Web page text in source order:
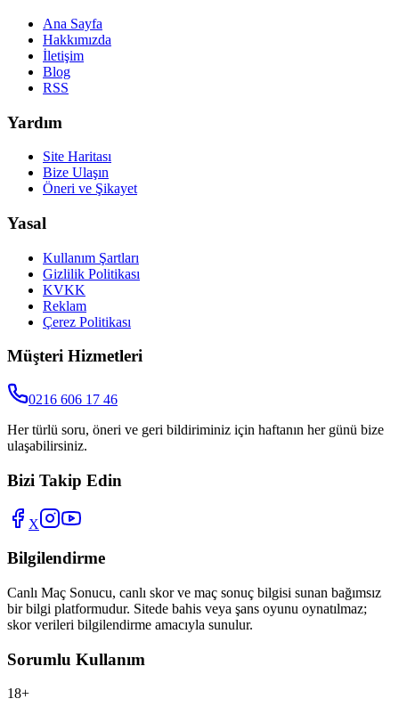
Ana Sayfa
Hakkımızda
İletişim
Blog
RSS
Yardım
Site Haritası
Bize Ulaşın
Öneri ve Şikayet
Yasal
Kullanım Şartları
Gizlilik Politikası
KVKK
Reklam
Çerez Politikası
Müşteri Hizmetleri
0216 606 17 46
Her türlü soru, öneri ve geri bildiriminiz için haftanın her günü bize
ulaşabilirsiniz.
Bizi Takip Edin
X
Bilgilendirme
Canlı Maç Sonucu, canlı skor ve maç sonuç bilgisi sunan bağımsız
bir bilgi platformudur. Sitede bahis veya şans oyunu oynatılmaz;
skor verileri bilgilendirme amacıyla sunulur.
Sorumlu Kullanım
18+